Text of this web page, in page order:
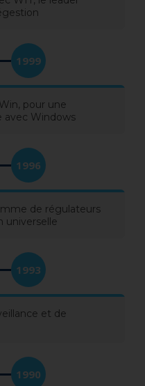
1999
pour une
avec Windows
1996
de régulateurs
universelle
1993
et de
1990